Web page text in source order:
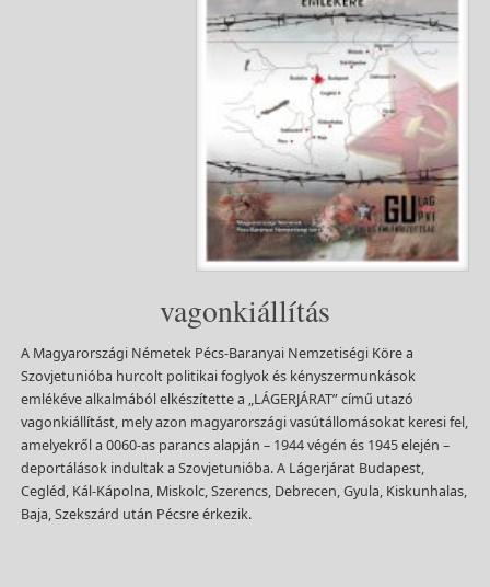
vagonkiállítás
A Magyarországi Németek Pécs-Baranyai Nemzetiségi Köre a
Szovjetunióba hurcolt politikai foglyok és kényszermunkások
emlékéve alkalmából elkészítette a „LÁGERJÁRAT” című utazó
vagonkiállítást, mely azon magyarországi vasútállomásokat keresi fel,
amelyekről a 0060-as parancs alapján – 1944 végén és 1945 elején –
deportálások indultak a Szovjetunióba. A Lágerjárat Budapest,
Cegléd, Kál-Kápolna, Miskolc, Szerencs, Debrecen, Gyula, Kiskunhalas,
Baja, Szekszárd után Pécsre érkezik.